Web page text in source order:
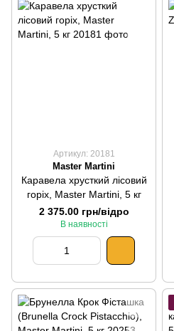
Артикул: 20181
Master Martini
Каравела хрусткий лісовий
горіх, Master Martini, 5 кг
2 375.00 грн/відро
В наявності